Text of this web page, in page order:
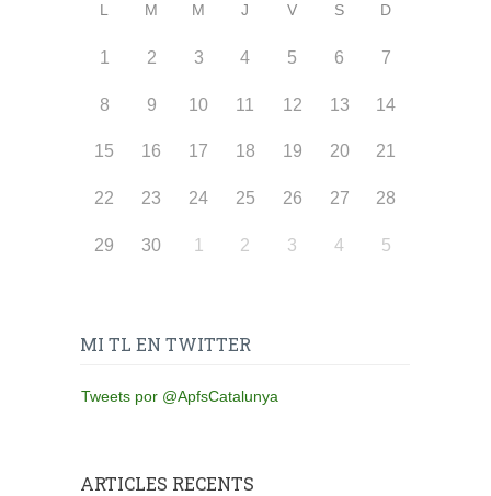
L M M J V S D
1 2 3 4 5 6 7
8 9 10 11 12 13 14
15 16 17 18 19 20 21
22 23 24 25 26 27 28
29 30 1 2 3 4 5
MI TL EN TWITTER
Tweets por @ApfsCatalunya
ARTICLES RECENTS